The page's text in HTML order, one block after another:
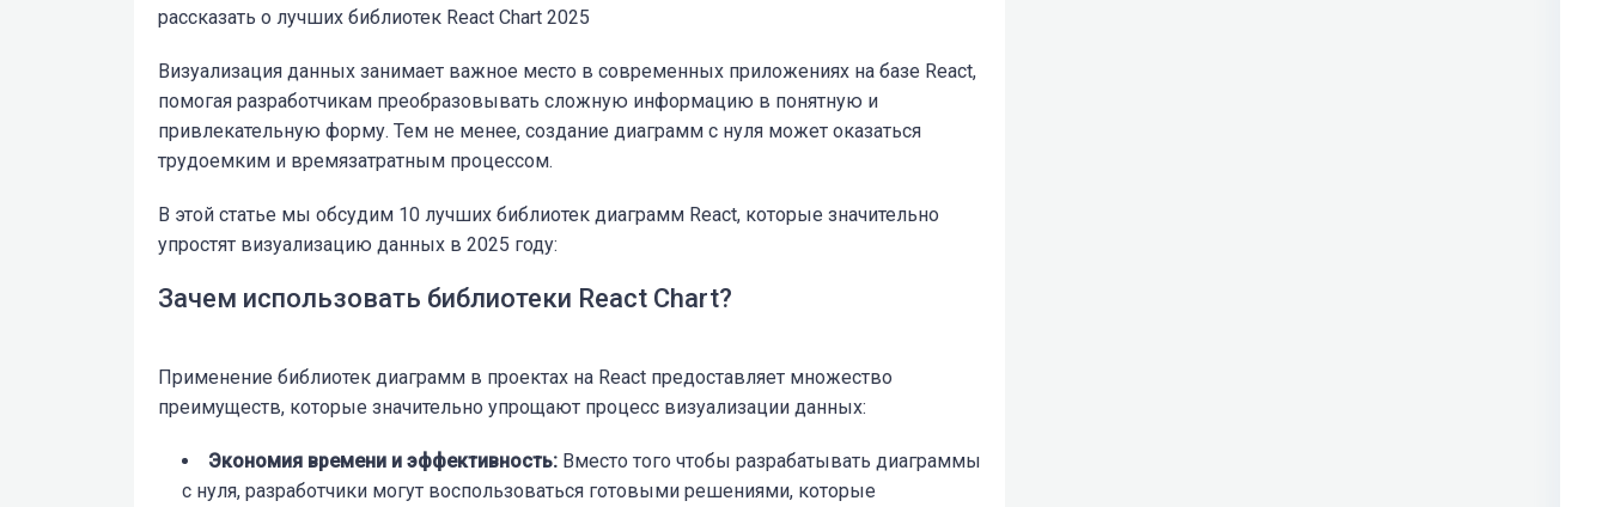
рассказать о лучших библиотек React Chart 2025
Визуализация данных занимает важное место в современных приложениях на базе React,
помогая разработчикам преобразовывать сложную информацию в понятную и
привлекательную форму. Тем не менее, создание диаграмм с нуля может оказаться
трудоемким и времязатратным процессом.
В этой статье мы обсудим 10 лучших библиотек диаграмм React, которые значительно
упростят визуализацию данных в 2025 году:
Зачем использовать библиотеки React Chart?
Применение библиотек диаграмм в проектах на React предоставляет множество
преимуществ, которые значительно упрощают процесс визуализации данных:
Экономия времени и эффективность: Вместо того чтобы разрабатывать диаграммы
с нуля, разработчики могут воспользоваться готовыми решениями, которые